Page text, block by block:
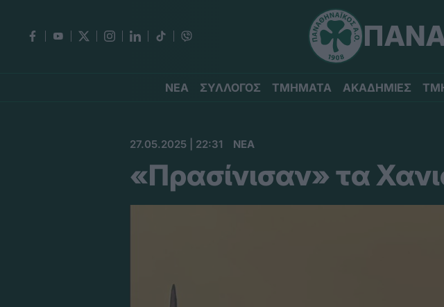
ΝΕΑ ΣΥΛΛΟΓΟΣ ΤΜΗΜΑΤΑ ΑΚΑΔΗΜΙΕΣ
27.05.2025 | 22:31 ΝΕΑ
«Πρασίνισαν» τα